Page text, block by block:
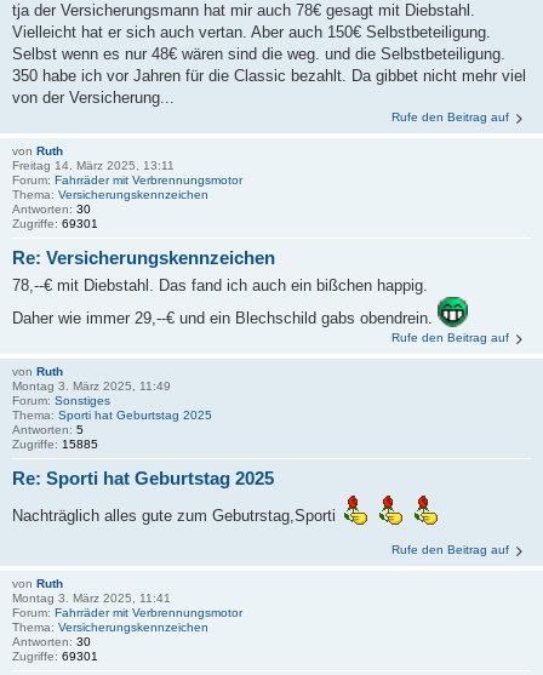
tja der Versicherungsmann hat mir auch 78€ gesagt mit Diebstahl.
Vielleicht hat er sich auch vertan. Aber auch 150€ Selbstbeteiligung.
Selbst wenn es nur 48€ wären sind die weg. und die Selbstbeteiligung.
350 habe ich vor Jahren für die Classic bezahlt. Da gibbet nicht mehr viel
von der Versicherung...
Rufe den Beitrag auf
von Ruth
Freitag 14. März 2025, 13:11
Forum: Fahrräder mit Verbrennungsmotor
Thema: Versicherungskennzeichen
Antworten: 30
Zugriffe: 69301
Re: Versicherungskennzeichen
78,--€ mit Diebstahl. Das fand ich auch ein bißchen happig.
Daher wie immer 29,--€ und ein Blechschild gabs obendrein.
Rufe den Beitrag auf
von Ruth
Montag 3. März 2025, 11:49
Forum: Sonstiges
Thema: Sporti hat Geburtstag 2025
Antworten: 5
Zugriffe: 15885
Re: Sporti hat Geburtstag 2025
Nachträglich alles gute zum Gebutrstag,Sporti
Rufe den Beitrag auf
von Ruth
Montag 3. März 2025, 11:41
Forum: Fahrräder mit Verbrennungsmotor
Thema: Versicherungskennzeichen
Antworten: 30
Zugriffe: 69301